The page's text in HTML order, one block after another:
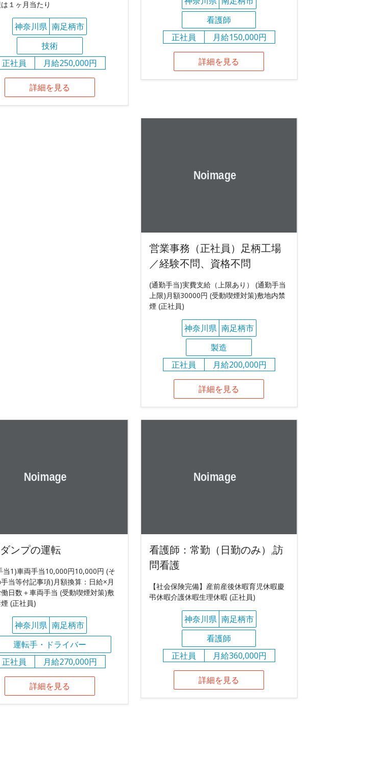
１ヶ月当たり
神奈川県 南足柄市
技術
正社員
月給250,000円
詳細を見る
看護師
正社員
月給150,000円
詳細を見る
営業事務（正社員）足柄工場
／経験不問、資格不問
(通勤手当)実費支給（上限あり） (通勤手当
上限)月額30000円 (受動喫煙対策)敷地内禁
煙 (正社員)
神奈川県 南足柄市
製造
正社員
月給200,000円
詳細を見る
ンプの運転
当1)車両手当10,000円10,000円 (そ
当等付記事項)月額換算：日給×月
日数＋車両手当 (受動喫煙対策)敷
(正社員)
神奈川県 南足柄市
運転手・ドライバー
正社員
月給270,000円
詳細を見る
看護師：常勤（日勤のみ）,訪
問看護
【社会保険完備】産前産後休暇育児休暇慶
弔休暇介護休暇生理休暇 (正社員)
神奈川県 南足柄市
看護師
正社員
月給360,000円
詳細を見る